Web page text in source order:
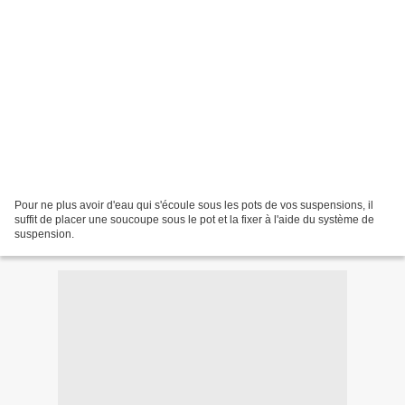
Pour ne plus avoir d'eau qui s'écoule sous les pots de vos suspensions, il
suffit de placer une soucoupe sous le pot et la fixer à l'aide du système de
suspension.